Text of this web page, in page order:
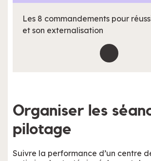
Les 8 commandements pour
et son externalisation
Organiser les
pilotage
Suivre la performance d’un centre